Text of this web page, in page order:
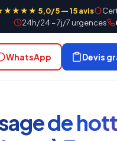
5,0/5 — 15 avis
24h/24 – 7j/7 urgences
WhatsApp Devis
de